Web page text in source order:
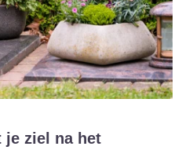
je ziel na het